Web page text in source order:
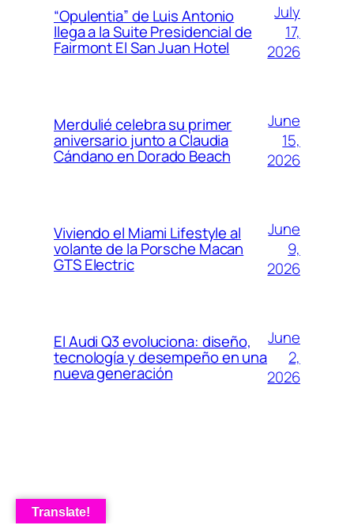
“Opulentia” de Luis Antonio
llega a la Suite Presidencial de
Fairmont El San Juan Hotel
July
17,
2026
Merdulié celebra su primer
aniversario junto a Claudia
Cándano en Dorado Beach
June
15,
2026
Viviendo el Miami Lifestyle al
volante de la Porsche Macan
GTS Electric
June
9,
2026
El Audi Q3 evoluciona: diseño,
tecnología y desempeño en una
nueva generación
June
2,
2026
Translate!